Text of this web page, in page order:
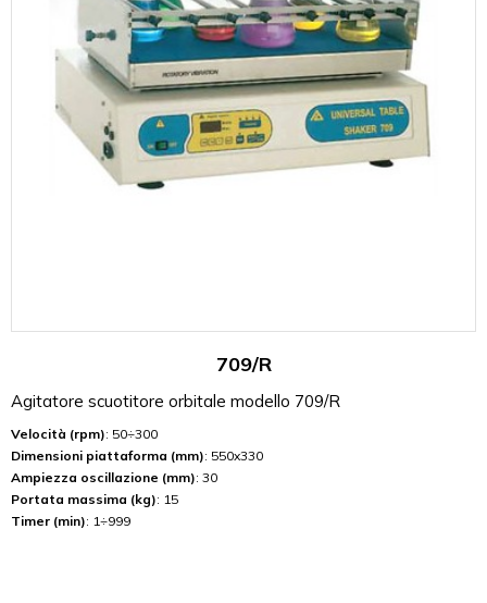
709/R
Agitatore scuotitore orbitale modello 709/R
Velocità (rpm): 50÷300
Dimensioni piattaforma (mm): 550x330
Ampiezza oscillazione (mm): 30
Portata massima (kg): 15
Timer (min): 1÷999